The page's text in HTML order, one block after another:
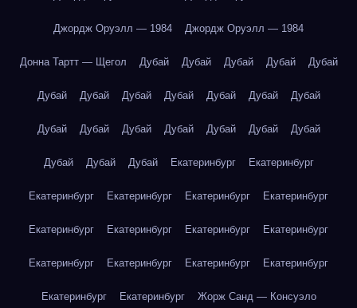
Джордж Оруэлл — 1984 Джордж Оруэлл — 1984
Донна Тартт — Щегол Дубай Дубай Дубай Дубай Дубай
Дубай Дубай Дубай Дубай Дубай Дубай Дубай
Дубай Дубай Дубай Дубай Дубай Дубай Дубай
Дубай Дубай Дубай Екатеринбург Екатеринбург
Екатеринбург Екатеринбург Екатеринбург Екатеринбург
Екатеринбург Екатеринбург Екатеринбург Екатеринбург
Екатеринбург Екатеринбург Екатеринбург Екатеринбург
Екатеринбург Екатеринбург Жорж Санд — Консуэло